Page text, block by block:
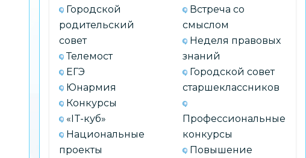
Городской
родительский
совет
Телемост
ЕГЭ
Юнармия
Конкурсы
«IT-куб»
Национальные
проекты
Встреча со
смыслом
Неделя правовых
знаний
Городской совет
старшеклассников
Профессиональные
конкурсы
Повышение